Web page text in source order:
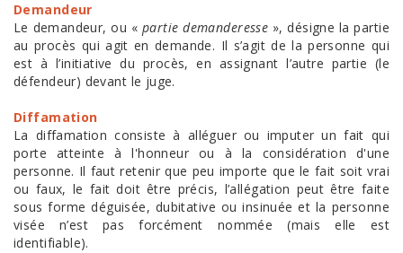
Demandeur
Le demandeur, ou « partie demanderesse », désigne la partie
au procès qui agit en demande. Il s’agit de la personne qui
est à l’initiative du procès, en assignant l’autre partie (le
défendeur) devant le juge.
Diffamation
La diffamation consiste à alléguer ou imputer un fait qui
porte atteinte à l'honneur ou à la considération d'une
personne. Il faut retenir que peu importe que le fait soit vrai
ou faux, le fait doit être précis, l’allégation peut être faite
sous forme déguisée, dubitative ou insinuée et la personne
visée n’est pas forcément nommée (mais elle est
identifiable).